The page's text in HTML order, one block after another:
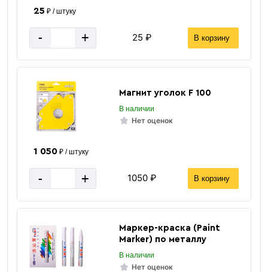
25 ₽ / штуку
- + 25 ₽ В корзину
Магнит уголок F 100
В наличии
Нет оценок
1 050₽ / штуку
- + 1050 ₽ В корзину
Маркер-краска (Paint
Marker) по металлу
В наличии
Нет оценок
Цвет
Цена указана за 1 штуку